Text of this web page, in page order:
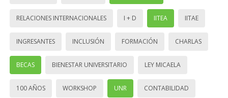
RELACIONES INTERNACIONALES I + D IITEA IITAE
INGRESANTES INCLUSIÓN FORMACIÓN CHARLAS
BECAS BIENESTAR UNIVERSITARIO LEY MICAELA
100 AÑOS WORKSHOP UNR CONTABILIDAD